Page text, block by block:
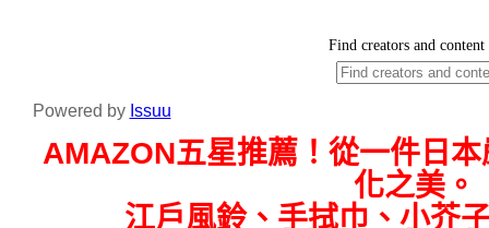
Powered by Issuu
AMAZON五星推薦！從一件日
化之美。
江戶風鈴、手拭巾、小芥